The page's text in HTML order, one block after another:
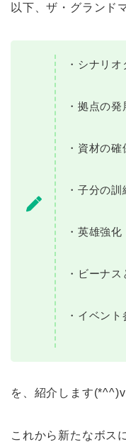
以下、ザ・グランド
・シナリ
・拠点の発
・資材の確
・子分の訓
・英雄強化
・ビーナ
・イベント
を、紹介します(*^^)v
これから新たなボス